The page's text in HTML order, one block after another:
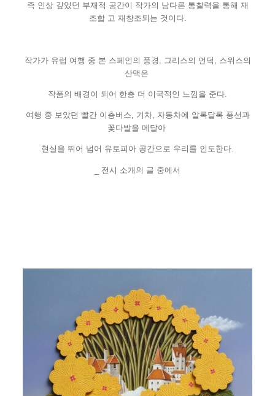
즉 인상 깊었던 부재적 공간이 작가의 남다른 통찰력을 통해 재
조합 고 재창조되는 것이다.
작가가 유럽 여행 중 본 스페인의 풍경 그리스의 언덕
스위스의
산맥은
작품의 배경이 되어 한층 더 이국적인 느낌을 준다.
여행 중 보았던 빨간 이층버스, 기차, 자동차에 알록달록 풍선과
꽃다발을 메달아
현실을 뛰어 넘어 유토피아 공간으로 우리를 인도한다.
전시 소개의 글 중에서